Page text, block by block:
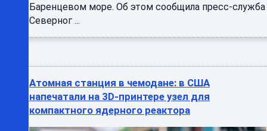
Баренцевом море. Об этом сообщила пресс-служба
Северног ...
Атомная станция в чемодане: в США
напечатали на 3D-принтере узел для
компактного ядерного реактора